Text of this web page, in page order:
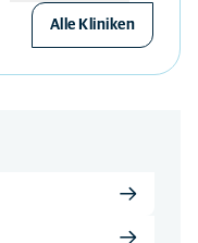
Alle Kliniken